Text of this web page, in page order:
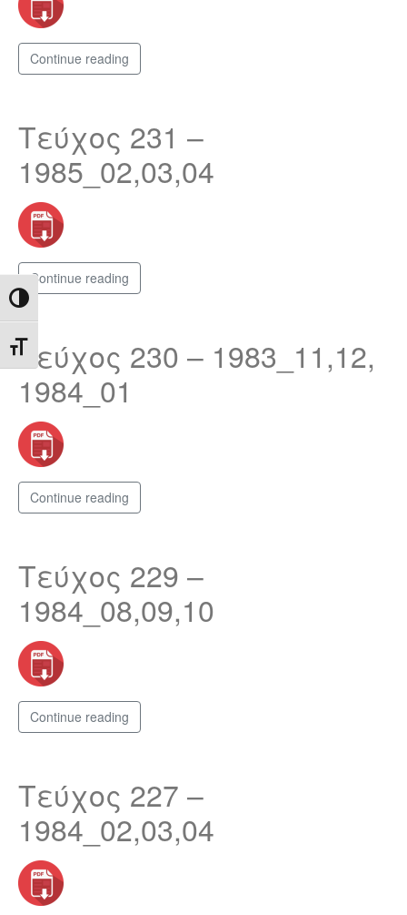
Toggle High Contrast
Toggle Font size
Continue reading
Τεύχος 231 –
1985_02,03,04
Continue reading
Τεύχος 230 – 1983_11,12,
1984_01
Continue reading
Τεύχος 229 –
1984_08,09,10
Continue reading
Τεύχος 227 –
1984_02,03,04